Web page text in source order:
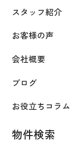
スタッフ紹介
お客様の声
会社概要
ブログ
お役立ちコラム
物件検索